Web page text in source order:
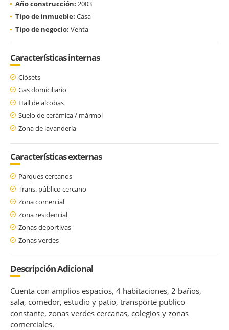
Año construcción: 2003
Tipo de inmueble: Casa
Tipo de negocio: Venta
Características internas
Clósets
Gas domiciliario
Hall de alcobas
Suelo de cerámica / mármol
Zona de lavandería
Características externas
Parques cercanos
Trans. público cercano
Zona comercial
Zona residencial
Zonas deportivas
Zonas verdes
Descripción Adicional
Cuenta con amplios espacios, 4 habitaciones, 2 baños,
sala, comedor, estudio y patio, transporte publico
constante, zonas verdes cercanas, colegios y zonas
comerciales.